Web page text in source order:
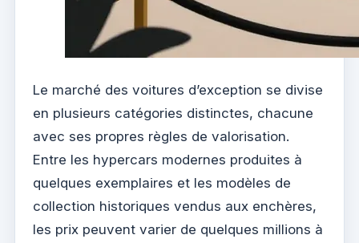
Le marché des voitures d’exception se divise
en plusieurs catégories distinctes, chacune
avec ses propres règles de valorisation.
Entre les hypercars modernes produites à
quelques exemplaires et les modèles de
collection historiques vendus aux enchères,
les prix peuvent varier de quelques millions à